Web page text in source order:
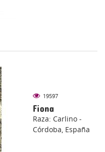
19597
Fiona
Raza: Carlino -
Córdoba, España